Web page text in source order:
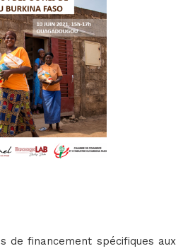
de financement spécifiques aux